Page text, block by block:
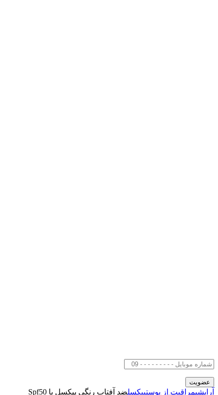
آرایشیمراقبت از پوستپیکسل
ضد آفتاب رنگی پیکسل با Spf50